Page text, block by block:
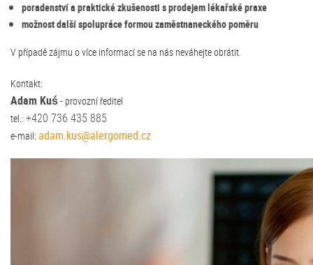
poradenství a praktické zkušenosti s prodejem lékařské praxe
možnost další spolupráce formou zaměstnaneckého poměru
V případě zájmu o více informací se na nás neváhejte obrátit.
Kontakt:
Adam Kuś- provozní ředitel
tel.: +420 736 435 885
e-mail: adam.kus@alergomed.cz